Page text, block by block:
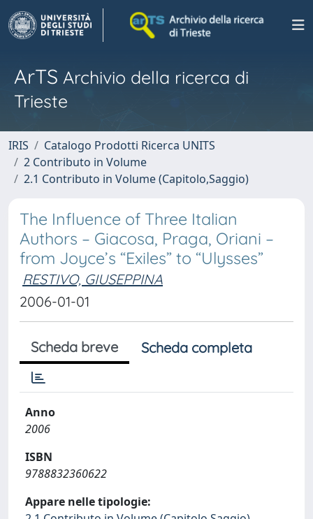
ArTS Archivio della ricerca di
Trieste
IRIS
Catalogo Prodotti Ricerca UNITS
2 Contributo in Volume
2.1 Contributo in Volume (Capitolo,Saggio)
The Influence of Three Italian
Authors – Giacosa, Praga, Oriani –
from Joyce’s “Exiles” to “Ulysses”
RESTIVO, GIUSEPPINA
2006-01-01
Scheda breve Scheda completa
Anno
2006
ISBN
9788832360622
Appare nelle tipologie: